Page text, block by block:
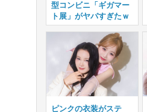
型コンビニ「ギガマー
ト展」がヤバすぎたｗ
ピンクの衣装がステ